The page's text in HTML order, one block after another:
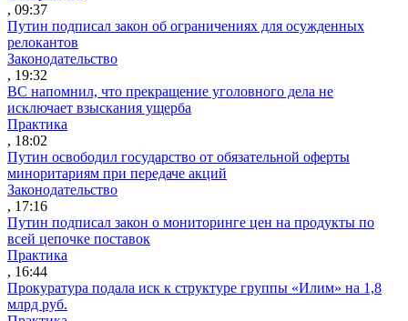
, 09:37
Путин подписал закон об ограничениях для осужденных
релокантов
Законодательство
, 19:32
ВС напомнил, что прекращение уголовного дела не
исключает взыскания ущерба
Практика
, 18:02
Путин освободил государство от обязательной оферты
миноритариям при передаче акций
Законодательство
, 17:16
Путин подписал закон о мониторинге цен на продукты по
всей цепочке поставок
Практика
, 16:44
Прокуратура подала иск к структуре группы «Илим» на 1,8
млрд руб.